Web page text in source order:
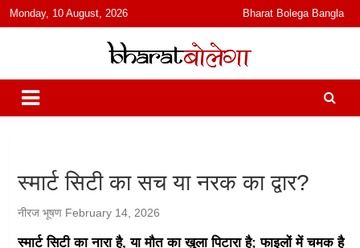
content
Monday, 10 August, 2026 Bharat Bolega Bangla
भारत बोलेगा
हिंदी में समाचार, विचार, ऑडियो, वीडियो और फ़ीचर. भारत बोलेगा हिंदी न्यूज़ वेबसाइट
India: News, Views, Info, Trends & Podcast I जानकारी भी समझदारी भी
और पॉडकास्ट
स्मार्ट सिटी का सच या नरक का द्वार?
नीरज भूषण February 14, 2026
स्मार्ट सिटी का नारा है, या मौत का खुला पिटारा है; फाइलों में चमक है